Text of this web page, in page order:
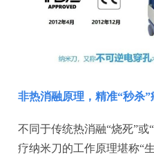
非热消融原理，精准“秒杀”
不同于传统热消融“烧死”或
疗纳米刀的工作原理堪称“